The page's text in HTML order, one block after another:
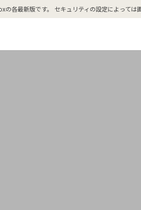
各最新版です。 セキュリティの設定によっては